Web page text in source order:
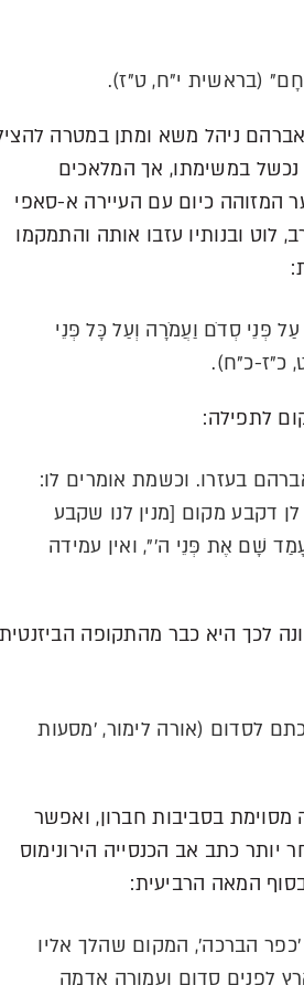
(בראשית י"ח, ט"ז).
ניהל משא ומתן במטרה
נכשל במשימתו, אך המלאכים
המזוהה כיום עם העיירה א-סאפי
ובנותיו עזבו אותה והתמקמו
פְּנֵי סְדֹם וַעֲמֹרָה וְעַל כָּל פְּנֵי
כ"ז-כ"ח).
לתפילה:
בעזרו. וכשמת אומרים לו:
דקבע מקום [מנין לנו שקבע
שָׁם אֶת פְּנֵי ה'", ואין עמידה
לכך היא כבר מהתקופה
לסדום (אורה לימור, 'מסעות
מסוימת בסביבות חברון, ואפשר
כתב אב הכנסייה הירונימוס
המאה הרביעית:
הברכה', המקום שהלך אליו
לפנים סדום ועמורה אדמה